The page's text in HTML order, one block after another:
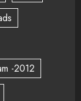
-2012